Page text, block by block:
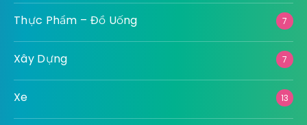
Thực Phẩm – Đồ Uống 7
Xây Dựng 7
Xe 13